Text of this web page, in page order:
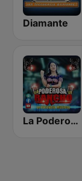
Diamante
La Poderosa de Rancho